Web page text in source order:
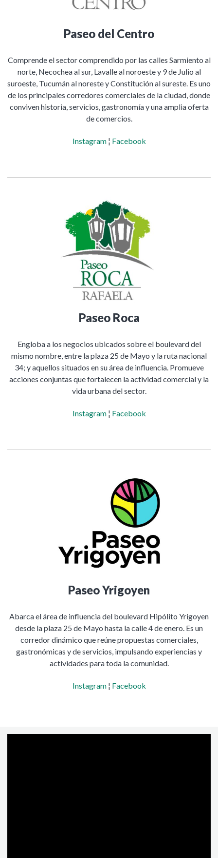
Paseo del Centro
Comprende el sector comprendido por las calles Sarmiento al
norte, Necochea al sur, Lavalle al noroeste y 9 de Julio al
suroeste, Tucumán al noreste y Constitución al sureste. Es uno
de los principales corredores comerciales de la ciudad, donde
conviven historia, servicios, gastronomía y una amplia oferta
de comercios.
Instagram¦ Facebook
Paseo Roca
Engloba a los negocios ubicados sobre el boulevard del
mismo nombre, entre la plaza 25 de Mayo y la ruta nacional
34; y aquellos situados en su área de influencia. Promueve
acciones conjuntas que fortalecen la actividad comercial y la
vida urbana del sector.
Instagram¦ Facebook
Paseo Yrigoyen
Abarca el área de influencia del boulevard Hipólito Yrigoyen
desde la plaza 25 de Mayo hasta la calle 4 de enero. Es un
corredor dinámico que reúne propuestas comerciales,
gastronómicas y de servicios, impulsando experiencias y
actividades para toda la comunidad.
Instagram¦ Facebook